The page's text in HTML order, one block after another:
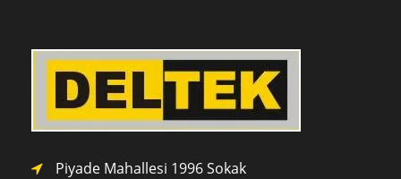
Piyade Mahallesi 1996 Sokak